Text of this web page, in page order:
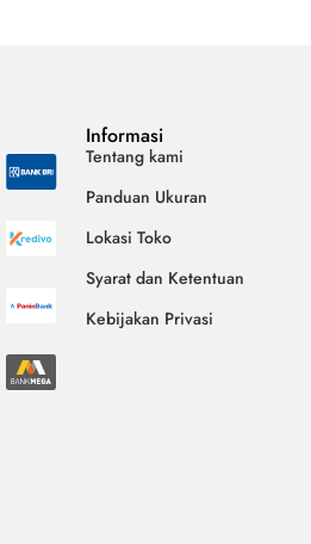
Informasi
Tentang kami
Panduan Ukuran
Lokasi Toko
Syarat dan Ketentuan
Kebijakan Privasi